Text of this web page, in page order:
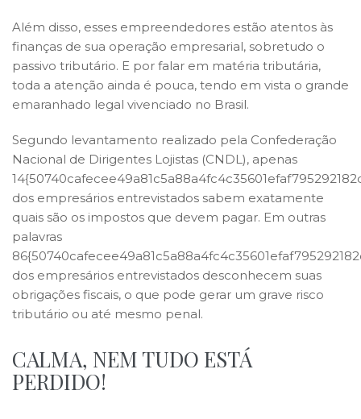
Além disso, esses empreendedores estão atentos às
finanças de sua operação empresarial, sobretudo o
passivo tributário. E por falar em matéria tributária,
toda a atenção ainda é pouca, tendo em vista o grande
emaranhado legal vivenciado no Brasil.
Segundo levantamento realizado pela Confederação
Nacional de Dirigentes Lojistas (CNDL), apenas
dos empresários entrevistados sabem exatamente
quais são os impostos que devem pagar. Em outras
palavras
dos empresários entrevistados desconhecem suas
obrigações fiscais, o que pode gerar um grave risco
tributário ou até mesmo penal.
CALMA, NEM TUDO ESTÁ
PERDIDO!